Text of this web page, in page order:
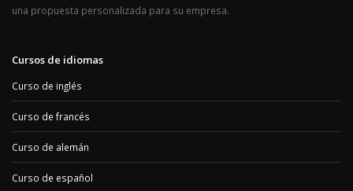
una propuesta personalizada para su empresa.
Cursos de idiomas
Curso de inglés
Curso de francés
Curso de alemán
Curso de español